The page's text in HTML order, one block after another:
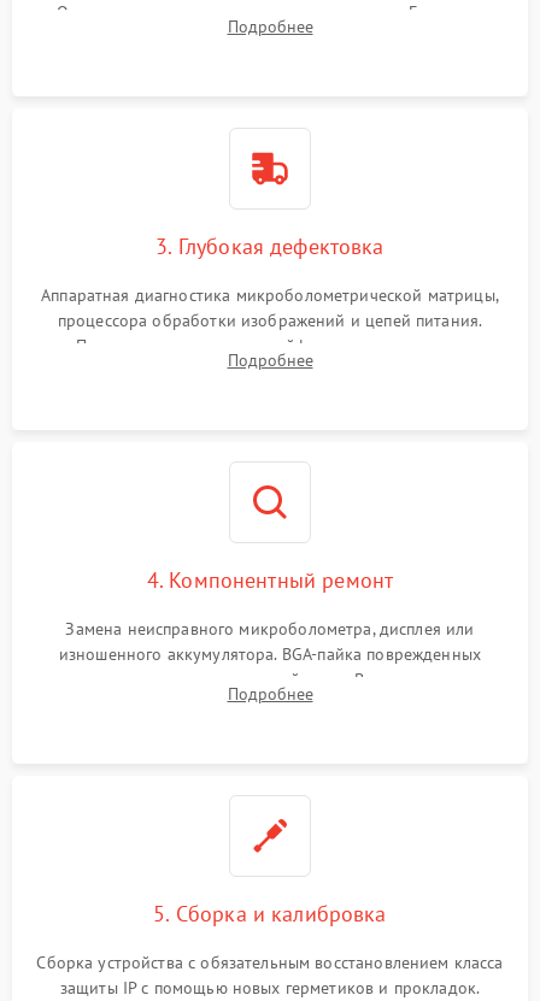
Очистка внутренних плат от окислов и пыли. Бережная
обработка германиевого объектива специализированными
Подробнее
3. Глубокая дефектовка
Аппаратная диагностика микроболометрической матрицы,
процессора обработки изображений и цепей питания.
Проверка целостности шлейфов, модуля памяти и
интерфейсов связи. Выявление сгоревших SMD-компонентов
Подробнее
4. Компонентный ремонт
Замена неисправного микроболометра, дисплея или
изношенного аккумулятора. BGA-пайка поврежденных
контроллеров на материнской плате. Восстановление
разъемов и кнопок, замена поврежденных элементов
Подробнее
5. Сборка и калибровка
Сборка устройства с обязательным восстановлением класса
защиты IP с помощью новых герметиков и прокладок.